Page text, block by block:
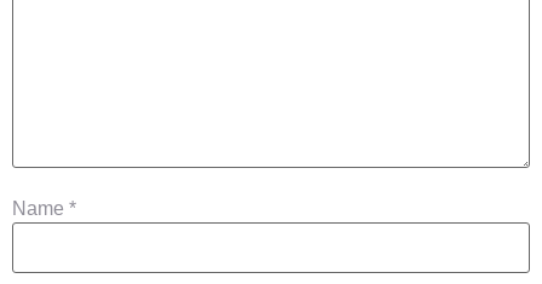
Name *